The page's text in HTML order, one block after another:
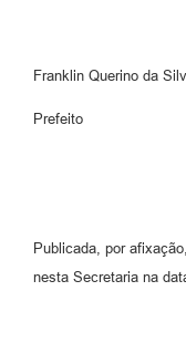
Franklin Querino da
Prefeito
Publicada, por
nesta Secretaria na